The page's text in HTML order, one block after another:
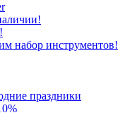
набор инструментов!
праздники